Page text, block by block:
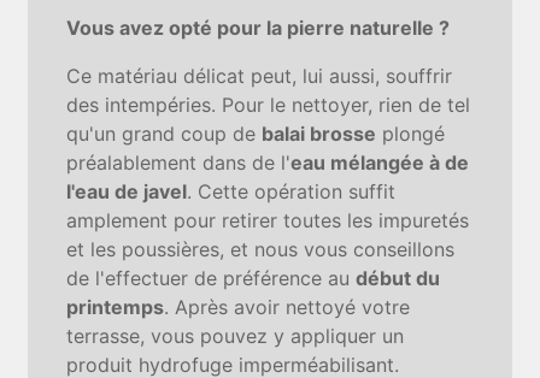
Vous avez opté pour la pierre naturelle ?
Ce matériau délicat peut, lui aussi, souffrir
des intempéries. Pour le nettoyer, rien de tel
qu'un grand coup de balai brosse plongé
préalablement dans de l'eau mélangée à de
l'eau de javel. Cette opération suffit
amplement pour retirer toutes les impuretés
et les poussières, et nous vous conseillons
de l'effectuer de préférence audébut du
printemps. Après avoir nettoyé votre
terrasse, vous pouvez y appliquer un
produit hydrofuge imperméabilisant.